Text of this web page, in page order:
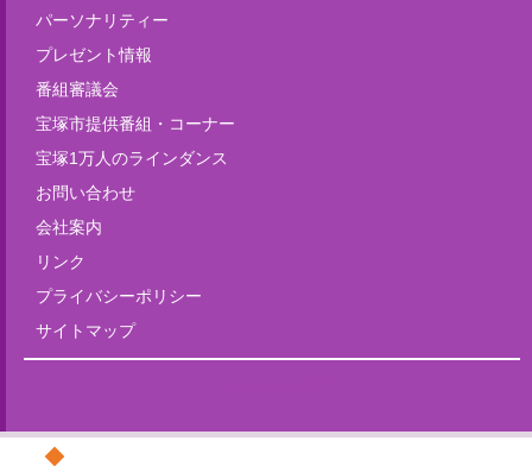
パーソナリティー
プレゼント情報
番組審議会
宝塚市提供番組・コーナー
宝塚1万人のラインダンス
お問い合わせ
会社案内
リンク
プライバシーポリシー
サイトマップ